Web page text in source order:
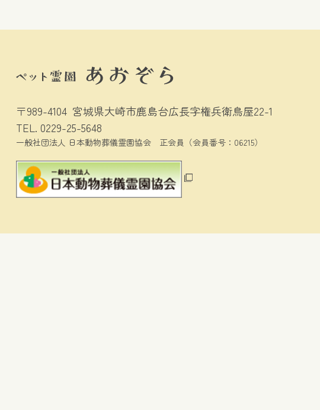
〒989-4104 宮城県大崎市鹿島台広長字権兵衛鳥屋22-1
TEL. 0229-25-5648
一般社団法人 日本動物葬儀霊園協会 正会員（会員番号：06215）